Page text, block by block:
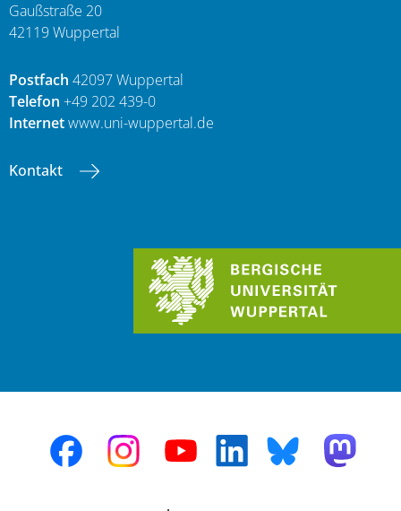
Gaußstraße 20
42119 Wuppertal
Postfach 42097 Wuppertal
Telefon +49 202 439-0
Internetwww.uni-wuppertal.de
Kontakt